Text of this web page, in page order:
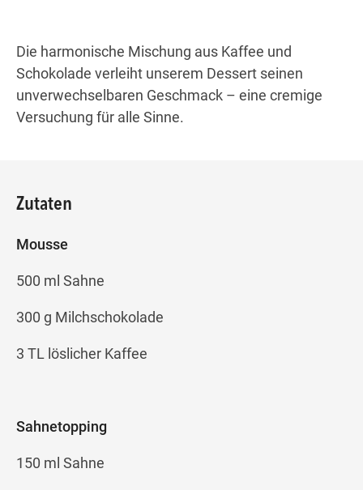
Die harmonische Mischung aus Kaffee und
Schokolade verleiht unserem Dessert seinen
unverwechselbaren Geschmack – eine cremige
Versuchung für alle Sinne.
Zutaten
Mousse
500 ml Sahne
300 g Milchschokolade
3 TL löslicher Kaffee
Sahnetopping
150 ml Sahne